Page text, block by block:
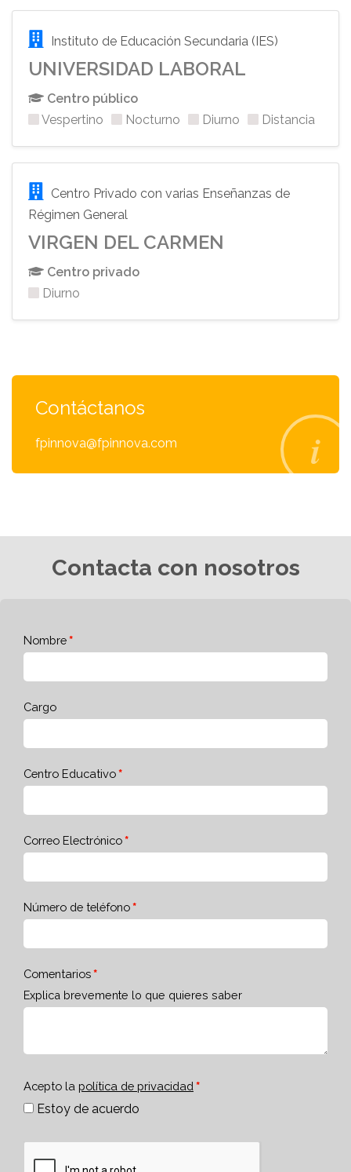
Instituto de Educación Secundaria (IES)
UNIVERSIDAD LABORAL
Centro público
Vespertino
Nocturno Diurno Distancia
Centro Privado con varias Enseñanzas de
Régimen General
VIRGEN DEL CARMEN
Centro privado
Diurno
Contáctanos
fpinnova@fpinnova.com
Contacta con nosotros
Nombre
Cargo
Centro Educativo
Correo Electrónico
Número de teléfono
Comentarios
Explica brevemente lo que quieres saber
Acepto la política de privacidad
Estoy de acuerdo